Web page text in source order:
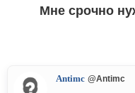
Мне срочно
Antimc @Antimc